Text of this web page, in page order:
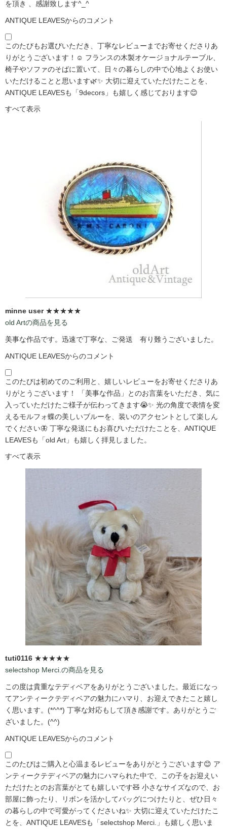
を頂き 、感謝致します^_^
ANTIQUE LEAVESからのコメント
このたびもお選びいただき、丁寧なレビューまでお寄せくださりあ
りがとうございます！☺️ フランスの木製オケージョナルテーブル、
椅子やソファのそばに置いて、日々の暮らしの中で心地よくお使い
いただけることと思います🌿✨ 大切に迎えていただけたことを、
ANTIQUE LEAVESも「9decors」も嬉しく感じております😊
すべて表示
minne user ★★★★★
old Artの商品を見る
美事な作品です。迅速で丁寧な、ご発送 有り難うございました。
ANTIQUE LEAVESからのコメント
このたびは初めてのご利用と、嬉しいレビューをお寄せくださりあ
りがとうございます！ 「美事な作品」とのお言葉をいただき、気に
入っていただけたご様子が伝わってきます😭✨ 光の角度で表情を変
えるモルフォ蝶の美しいブルーを、装いのアクセントとして楽しん
でください🦋 丁寧な発送にもお喜びいただけたことを、ANTIQUE
LEAVESも「old Art」も嬉しく拝見しました。
すべて表示
tuti0116 ★★★★★
selectshop Merci.の商品を見る
この度は貴重なテディベアをありがとうございました。最近になっ
てアンティークテディベアの魅力にハマり、お迎えできたこと嬉し
く思います。(*^^*) 丁寧な対応もして頂き感謝です。ありがとうご
ざいました。(^^)
ANTIQUE LEAVESからのコメント
このたびはご購入と心温まるレビューをありがとうございます😊 ア
ンティークテディベアの魅力にハマられた中で、この子をお迎えい
ただけたとのお言葉がとても嬉しいです🧸 小さなサイズなので、お
部屋に飾ったり、リボンを活かしてバッグにつけたりと、ぜひ日々
の暮らしの中で可愛がってくださいね✨ 大切に迎えていただけたこ
とを、ANTIQUE LEAVESも「selectshop Merci.」も嬉しく思いま